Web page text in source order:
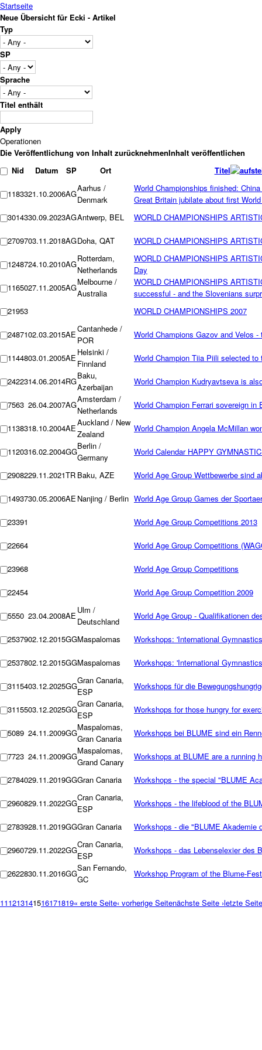
Startseite
Neue Übersicht für Ecki - Artikel
Typ
SP
Sprache
Titel enthält
Operationen
Nid Datum SP Ort Titel
1183321.10.2006AG
Aarhus /
Denmark
World Championships finished:
Great Britain jubilate about first
3014330.09.2023AGAntwerp, BEL WORLD CHAMPIONSHIPS
2709703.11.2018AGDoha, QAT WORLD CHAMPIONSHIPS
1248724.10.2010AG
Rotterdam,
Netherlands
WORLD CHAMPIONSHIPS
Day
1165027.11.2005AG
Melbourne /
Australia
WORLD CHAMPIONSHIPS
successful - and the Slovenians
21953
WORLD CHAMPIONSHIPS 2007
2487102.03.2015AE
Cantanhede /
POR
World Champions Gazov and Velos -
1144803.01.2005AE
Helsinki /
Finnland
World Champion Tiia Piili selected
2422314.06.2014RG
Baku,
Azerbaijan
World Champion Kudryavtseva is
7563 26.04.2007AG
Amsterdam /
Netherlands
World Champion Ferrari sovereign in
1138318.10.2004AE
Auckland / New
Zealand
World Champion Angela McMillan
1120316.02.2004GG
Berlin /
Germany
World Calendar HAPPY
2908229.11.2021TR Baku, AZE World Age Group Wettbewerbe sind
1493730.05.2006AE Nanjing / Berlin World Age Group Games der
23391 World Age Group Competitions 2013
22664 World Age Group Competitions
23968 World Age Group Competitions
22454 World Age Group Competition 2009
5550 23.04.2008AE
Ulm /
Deutschland
World Age Group - Qualifikationen
2537902.12.2015GGMaspalomas Workshops: 'International
2537802.12.2015GGMaspalomas Workshops: 'International
3115403.12.2025GG
Gran Canaria,
ESP
Workshops für die
3115503.12.2025GG
Gran Canaria,
ESP
Workshops for those hungry for
5089 24.11.2009GG
Maspalomas,
Gran Canaria
Workshops bei BLUME sind ein
7723 24.11.2009GG
Maspalomas,
Grand Canary
Workshops at BLUME are a running
2784029.11.2019GGGran Canaria Workshops - the special "BLUME
2960829.11.2022GG
Cran Canaria,
ESP
Workshops - the lifeblood of the
2783928.11.2019GGGran Canaria Workshops - die "BLUME Akademie
2960729.11.2022GG
Cran Canaria,
ESP
Workshops - das Lebenselexier des
2622830.11.2016GG
San Fernando,
GC
Workshop Program of the Blume-
111213141516171819« erste Seite‹ vorherige Seitenächste Seite ›letzte Seite